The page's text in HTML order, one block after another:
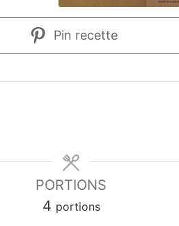
Pin recette
PORTIONS
4 portions